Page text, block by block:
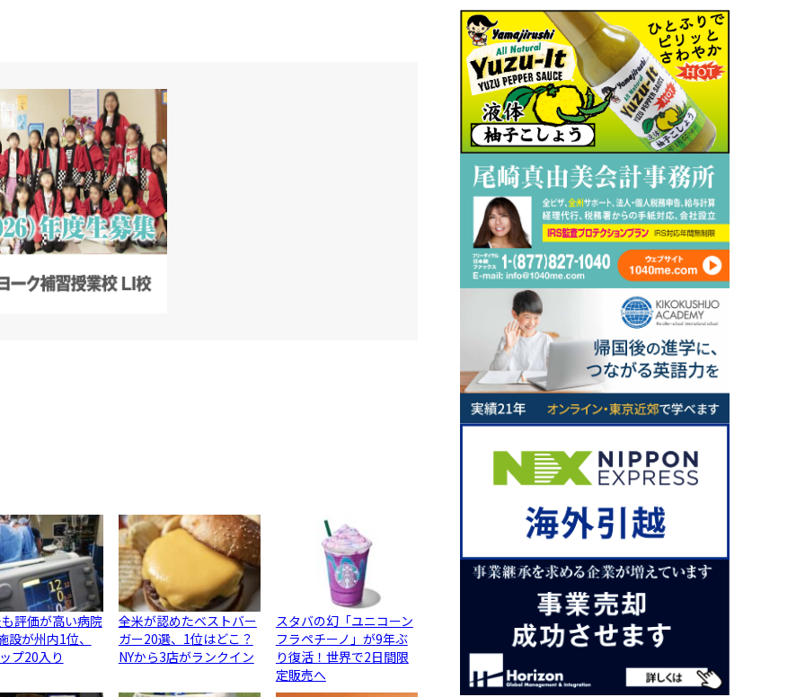
評価が高い病院
設が州内1位、
プ20入り
全米が認めたベストバー
ガー20選、1位はどこ？
NYから3店がランクイン
スタバの幻「ユニコーン
フラペチーノ」が9年ぶ
り復活！世界で2日間限
定販売へ